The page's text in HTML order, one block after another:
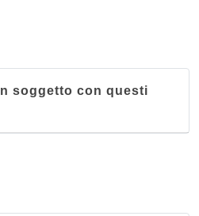
soggetto con questi